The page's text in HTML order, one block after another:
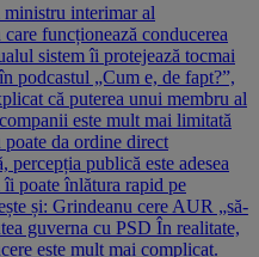
interimar al
funcționează conducerea
sistem îi protejează tocmai
podcastul „Cum e, de fapt?”,
că puterea unui membru al
este mult mai limitată
da ordine direct
publică este adesea
poate înlătura rapid pe
și: Grindeanu cere AUR „să-
guverna cu PSD În realitate,
este mult mai complicat.